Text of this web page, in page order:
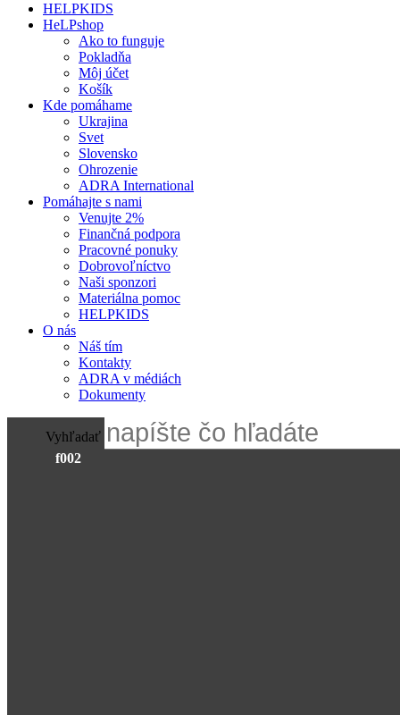
HELPKIDS
HeLPshop
Ako to funguje
Pokladňa
Môj účet
Košík
Kde pomáhame
Ukrajina
Svet
Slovensko
Ohrozenie
ADRA International
Pomáhajte s nami
Venujte 2%
Finančná podpora
Pracovné ponuky
Dobrovoľníctvo
Naši sponzori
Materiálna pomoc
HELPKIDS
O nás
Náš tím
Kontakty
ADRA v médiách
Dokumenty
Vyhľadať